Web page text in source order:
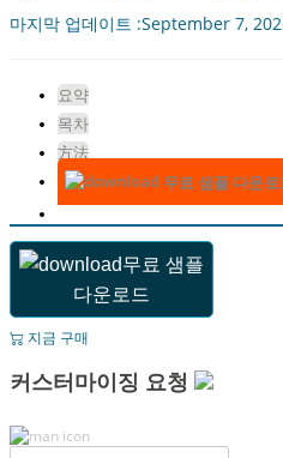
마지막 업데이트 :September 7,
요약
목차
方法
무료 샘플 다운로
무료 샘플
다운로드
지금 구매
커스터마이징 요청